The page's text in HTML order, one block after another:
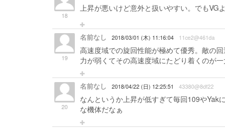
18
上昇が悪いけど意外と扱いやすい。でも
19
名前なし 2018/03/01 (木) 11:16:04 11ce2@461da
高速度域での旋回性能が極めて優秀。敵の
力が弱くてその高速度域にたどり着くのが一
20
名前なし 2018/04/22 (日) 12:25:51 43380@8df22
なんというか上昇が低すぎて毎回109やYak
な機体だなぁ